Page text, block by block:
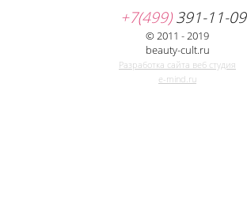
+7(499)391-11-09
© 2011 - 2019
beauty-cult.ru
Разработка сайта веб студия
e-mind.ru